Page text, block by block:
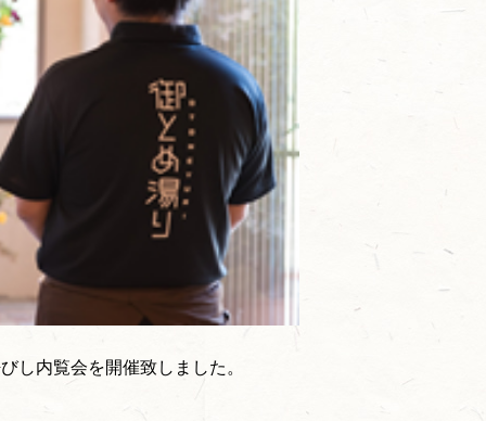
し内覧会を開催致しました。